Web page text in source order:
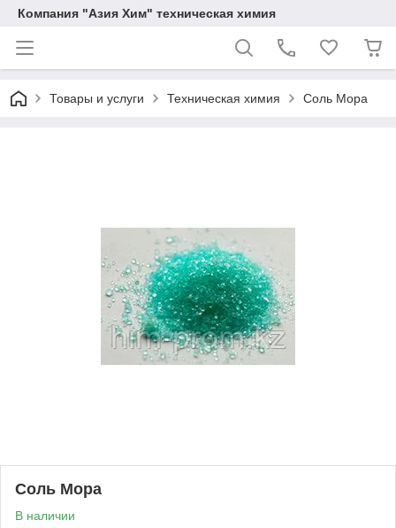
Компания "Азия Хим" техническая химия
Товары и услуги Техническая химия Соль Мора
Соль Мора
В наличии